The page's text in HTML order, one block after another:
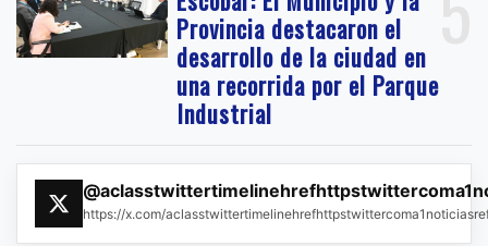
Provincia destacaron el
desarrollo de la ciudad en
una recorrida por el Parque
Industrial
https://x.com/